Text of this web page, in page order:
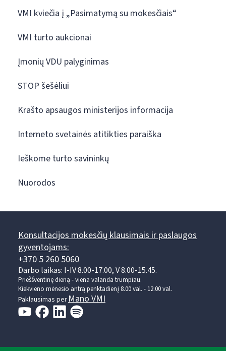
VMI kviečia į „Pasimatymą su mokesčiais“
VMI turto aukcionai
Įmonių VDU palyginimas
STOP šešėliui
Krašto apsaugos ministerijos informacija
Interneto svetainės atitikties paraiška
Ieškome turto savininkų
Nuorodos
Konsultacijos mokesčių klausimais ir paslaugos
gyventojams:
+370 5 260 5060
Darbo laikas: I-IV 8.00-17.00, V 8.00-15.45.
Prieššventinę dieną - viena valanda trumpiau.
Kiekvieno mėnesio antrą penktadienį 8.00 val. - 12.00 val.
Paklausimas per Mano VMI